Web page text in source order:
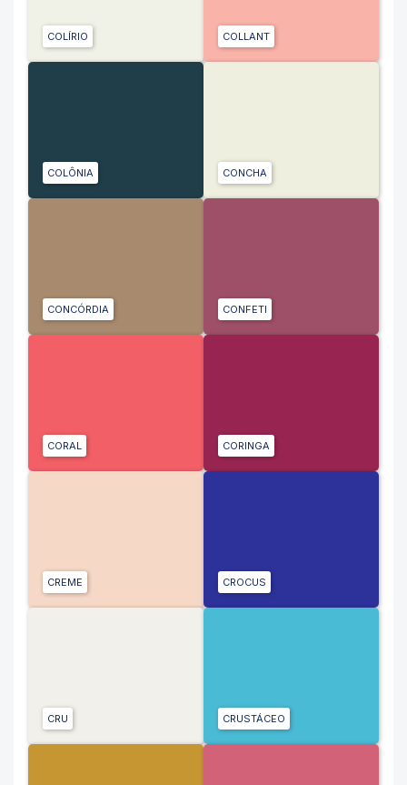
COLÍRIO COLLANT
COLÔNIA CONCHA
CONCÓRDIA CONFETI
CORAL CORINGA
CREME CROCUS
CRU CRUSTÁCEO